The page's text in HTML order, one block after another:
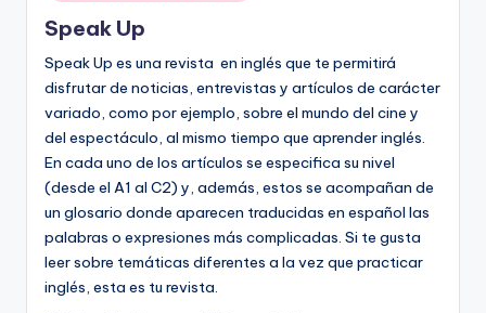
Speak Up
Speak Up es una revista en inglés que te permitirá
disfrutar de noticias, entrevistas y artículos de carácter
variado, como por ejemplo, sobre el mundo del cine y
del espectáculo, al mismo tiempo que aprender inglés.
En cada uno de los artículos se especifica su nivel
(desde el A1 al C2) y, además, estos se acompañan de
un glosario donde aparecen traducidas en español las
palabras o expresiones más complicadas. Si te gusta
leer sobre temáticas diferentes a la vez que practicar
inglés, esta es tu revista.